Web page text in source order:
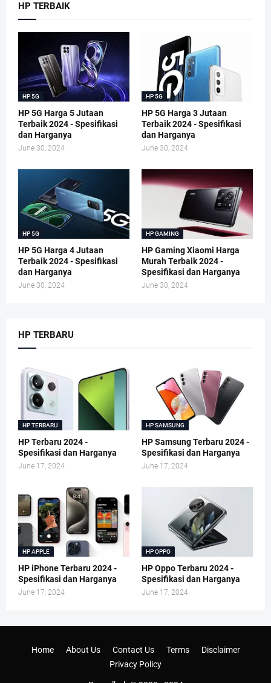
HP TERBAIK
HP 5G
HP 5G Harga 5 Jutaan
Terbaik 2024 - Spesifikasi
dan Harganya
June 30, 2024
HP 5G
HP 5G Harga 3 Jutaan
Terbaik 2024 - Spesifikasi
dan Harganya
June 30, 2024
HP 5G
HP 5G Harga 4 Jutaan
Terbaik 2024 - Spesifikasi
dan Harganya
June 30, 2024
HP GAMING
HP Gaming Xiaomi Harga
Murah Terbaik 2024 -
Spesifikasi dan Harganya
June 30, 2024
HP TERBARU
HP TERBARU
HP Terbaru 2024 -
Spesifikasi dan Harganya
June 17, 2024
HP SAMSUNG
HP Samsung Terbaru 2024 -
Spesifikasi dan Harganya
June 17, 2024
HP APPLE
HP iPhone Terbaru 2024 -
Spesifikasi dan Harganya
June 17, 2024
HP OPPO
HP Oppo Terbaru 2024 -
Spesifikasi dan Harganya
June 17, 2024
Home About Us Contact Us Terms
Disclaimer
Privacy Policy